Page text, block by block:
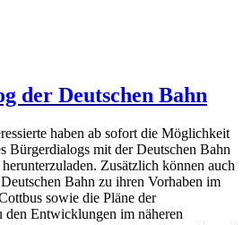
der Deutschen Bahn
haben ab sofort die Möglichkeit
Bürgerdialogs mit der Deutschen Bahn
Zusätzlich können auch
Bahn zu ihren Vorhaben im
sowie die Pläne der
den Entwicklungen im näheren